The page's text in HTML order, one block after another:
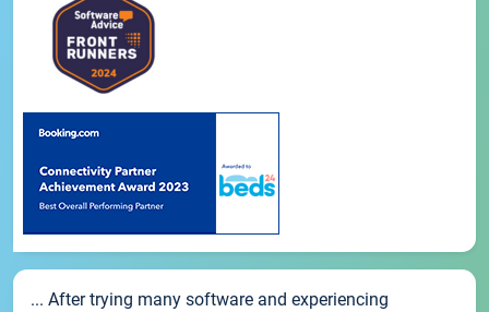
... After trying many software and experiencing